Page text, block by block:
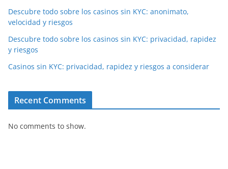
Descubre todo sobre los casinos sin KYC: anonimato,
velocidad y riesgos
Descubre todo sobre los casinos sin KYC: privacidad, rapidez
y riesgos
Casinos sin KYC: privacidad, rapidez y riesgos a considerar
Recent Comments
No comments to show.